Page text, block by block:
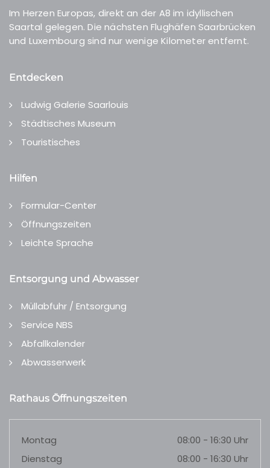
Im Herzen Europas, direkt an der A8 im idyllischen
Saartal gelegen. Die nächsten Flughäfen Saarbrücken
und Luxembourg sind nur wenige Kilometer entfernt.
Entdecken
Ludwig Galerie Saarlouis
Städtisches Museum
Touristisches
Hilfen
Formular-Center
Öffnungszeiten
Leichte Sprache
Entsorgung und Abwasser
Müllabfuhr / Entsorgung
Service NBS
Abfallkalender
Abwasserwerk
Rathaus Öffnungszeiten
Montag
08:00 - 16:30 Uhr
Dienstag
08:00 - 16:30 Uhr